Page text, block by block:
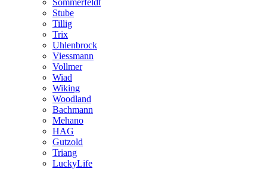
Sommerfeldt
Stube
Tillig
Trix
Uhlenbrock
Viessmann
Vollmer
Wiad
Wiking
Woodland
Bachmann
Mehano
HAG
Gutzold
Triang
LuckyLife